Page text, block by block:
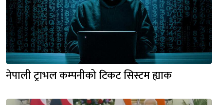
नेपाली ट्राभल कम्पनीको टिकट सिस्टम ह्याक